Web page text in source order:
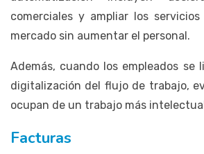
comerciales y ampliar los
mercado sin aumentar el personal.
Además, cuando los empleados se
digitalización del flujo de trabajo,
ocupan de un trabajo más
Facturas